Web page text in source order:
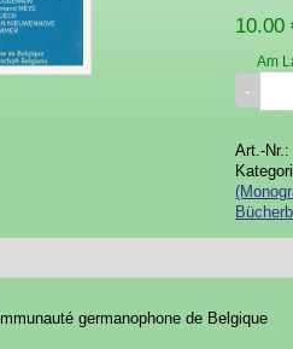
10.00
Am
Art.-Nr.:
germanophone de Belgique